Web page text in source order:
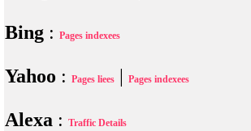
Bing : Pages indexees
Yahoo : Pages liees | Pages indexees
Alexa : Traffic Details